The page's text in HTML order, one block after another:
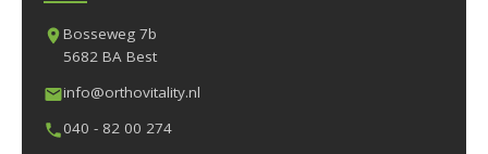
Bosseweg 7b
5682 BA Best
info@orthovitality.nl
040 - 82 00 274